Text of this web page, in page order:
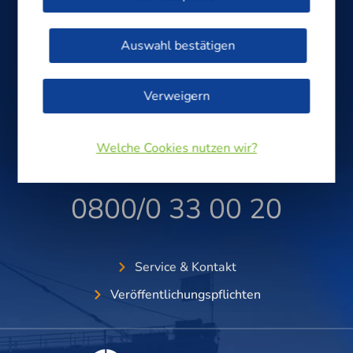
STÖRUNGSANNAHME 24H
Strom & Straßenbeleuchtung
0800/0 33 00 10
0800/0 33 00 20
Service & Kontakt
Veröffentlichungspflichten
Auswahl bestätigen
Verweigern
Welche Cookies nutzen wir?